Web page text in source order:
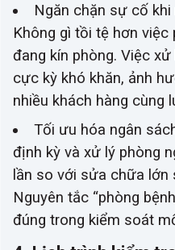
Ngăn chặn sự cố
Không gì tồi tệ hơn
đang kín phòng. Việc
cực kỳ khó khăn, ảnh
nhiều khách hàng cùng
Tối ưu hóa ngân
định kỳ và xử lý phòng
lần so với sửa chữa lớn
Nguyên tắc “phòng
đúng trong kiểm soát